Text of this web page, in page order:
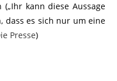
kann diese Aussage
dass es sich nur um eine
Presse)